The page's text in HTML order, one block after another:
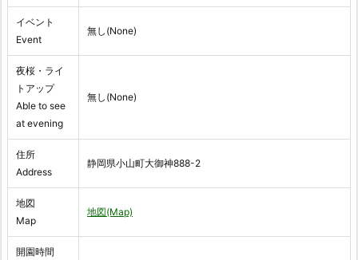
イベント
Event
無し(None)
夜桜・ライ
トアップ
Able to see
at evening
無し(None)
住所
Address
静岡県小山町大御神888-2
地図
Map
地図(Map)
開園時間